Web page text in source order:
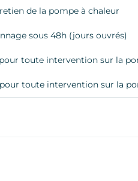
de la pompe à chaleur
sous 48h (jours ouvrés)
toute intervention sur la
toute intervention sur la